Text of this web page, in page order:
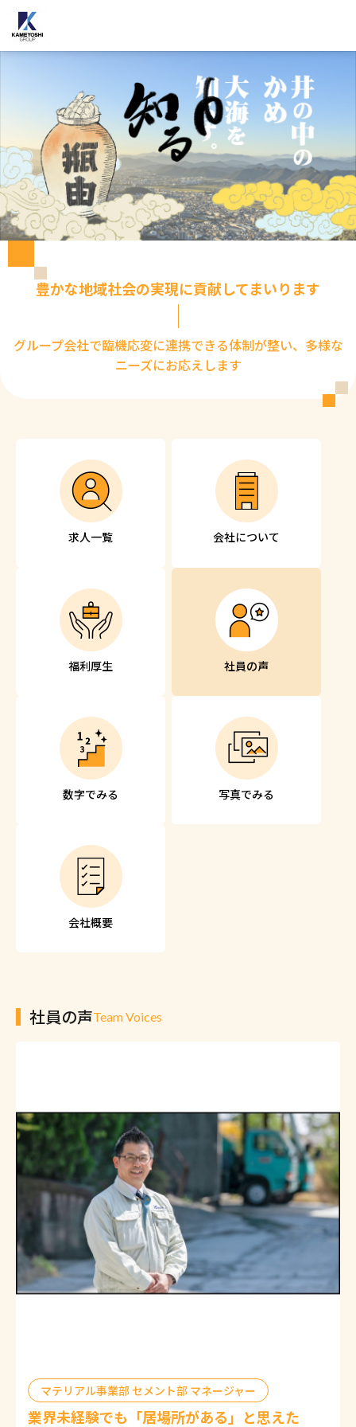
豊かな地域社会の実現に貢献してまいります
グループ会社で臨機応変に連携できる体制が整い、多様な
ニーズにお応えします
求人一覧 会社について
福利厚生 社員の声
数字でみる 写真でみる
会社概要
社員の声Team Voices
マテリアル事業部 セメント部 マネージャー
業界未経験でも「居場所がある」と思えた